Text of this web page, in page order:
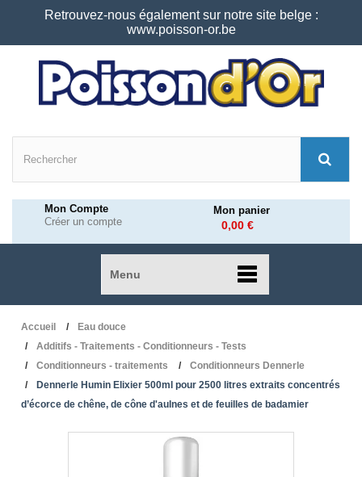
Retrouvez-nous également sur notre site belge :
www.poisson-or.be
Mon Compte
Créer un compte
Mon panier
0,00 €
Menu
Accueil
Eau douce
Additifs - Traitements - Conditionneurs - Tests
Conditionneurs - traitements
Conditionneurs Dennerle
Dennerle Humin Elixier 500ml pour 2500 litres extraits concentrés
d’écorce de chêne, de cône d'aulnes et de feuilles de badamier